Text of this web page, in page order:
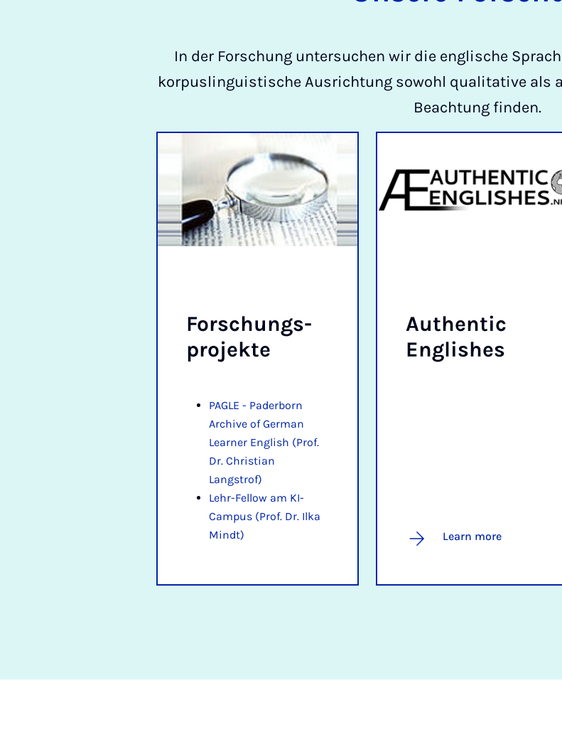
In der Forschung untersuchen wir die englische
korpuslinguistische Ausrichtung sowohl qualitative als
Beachtung finden.
Forschung­s­
pro­jekte
PAGLE - Paderborn
Archive of German
Learner English (Prof.
Dr. Christian
Langstrof)
Lehr-Fellow am KI-
Campus (Prof. Dr. Ilka
Mindt)
Au­then­t­ic
Eng­lishes
Learn more